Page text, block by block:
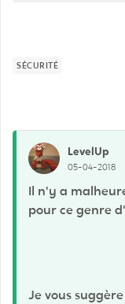
SÉCURITÉ
LevelUp
05-04-2018
Il n'y a
pour ce genre
Je vous